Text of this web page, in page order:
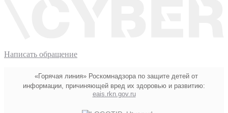
Написать обращение
«Горячая линия» Роскомнадзора по защите детей от
информации, причиняющей вред их здоровью и развитию:
eais.rkn.gov.ru